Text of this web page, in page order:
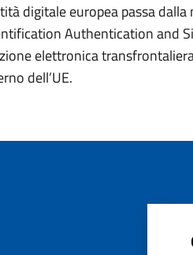
digitale europea passa
Authentication and
elettronica
dell’UE.